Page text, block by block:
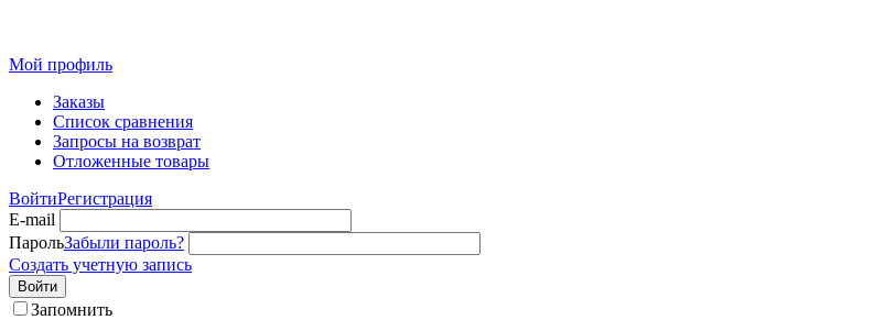
Мой профиль
Заказы
Список сравнения
Запросы на возврат
Отложенные товары
ВойтиРегистрация
E-mail
ПарольЗабыли пароль?
Создать учетную запись
Войти
Запомнить